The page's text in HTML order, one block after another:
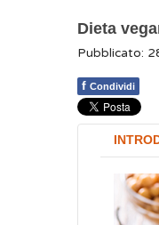
Dieta
Pubblicato:
f Condividi